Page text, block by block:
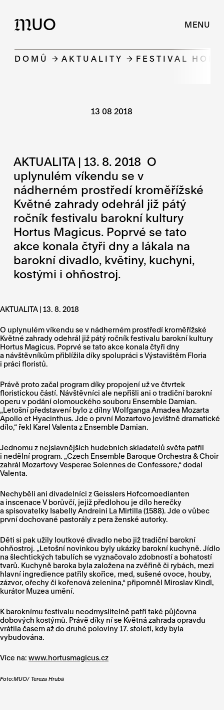
MUO MENU
DOMŮ AKTUALITY FESTIVAL
13 08 2018
AKTUALITA | 13. 8. 2018 O
uplynulém víkendu se v
nádherném prostředí kroměřížské
Květné zahrady odehrál již pátý
ročník festivalu barokní kultury
Hortus Magicus. Poprvé se tato
akce konala čtyři dny a lákala na
barokní divadlo, květiny, kuchyni,
kostými i ohňostroj.
AKTUALITA | 13. 8. 2018
O uplynulém víkendu se v nádherném prostředí kroměřížské
Květné zahrady odehrál již pátý ročník festivalu barokní kultury
Hortus Magicus. Poprvé se tato akce konala čtyři dny
a návštěvníkům přiblížila díky spolupráci s Výstavištěm Floria
i práci floristů.
Právě proto začal program díky propojení už ve čtvrtek
floristickou částí. Návštěvníci ale nepřišli ani o tradiční barokní
operu v podání olomouckého souboru Ensemble Damian.
„Letošní představení bylo z dílny Wolfganga Amadea Mozarta
Apollo et Hyacinthus. Jde o první Mozartovo jevištně dramatické
dílo,“ řekl Karel Valenta z Ensemble Damian.
Jednomu z nejslavnějších hudebních skladatelů světa patřil
i nedělní program. „Czech Ensemble Baroque Orchestra & Choir
zahrál Mozartovy Vesperae Solennes de Confessore,“ dodal
Valenta.
Nechyběli ani divadelníci z Geisslers Hofcomoedianten
a inscenace V borůvčí, jejiž předlohou je dílo herečky
a spisovatelky Isabelly Andreini La Mirtilla (1588). Jde o vůbec
první dochované pastorály z pera ženské autorky.
Děti si pak užily loutkové divadlo nebo již tradiční barokní
ohňostroj. „Letošní novinkou byly ukázky barokní kuchyně. Jídlo
na šlechtických tabulích se vyznačovalo zdobností a bohatostí
tvarů. Kuchyně baroka byla založena na zvěřině či rybách, mezi
hlavní ingredience patřily skořice, med, sušené ovoce, houby,
zázvor, ořechy či kořenová zelenina,“ připomněl Miroslav Kindl,
kurátor Muzea umění.
K baroknímu festivalu neodmyslitelně patří také půjčovna
dobových kostýmů. Právě díky ní se Květná zahrada opravdu
vrátila časem až do druhé poloviny 17. století, kdy byla
vybudována.
Více na: www.hortusmagicus.cz
Foto:MUO/ Tereza Hrubá